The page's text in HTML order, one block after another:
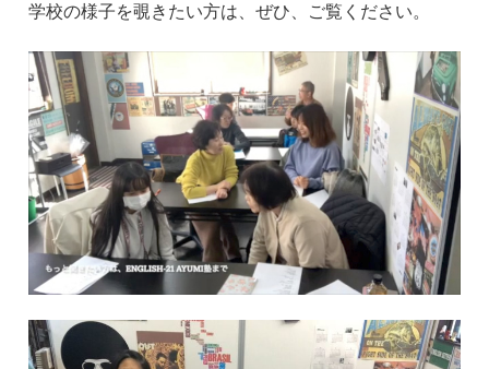
学校の様子を覗きたい方は、ぜひ、ご覧ください。